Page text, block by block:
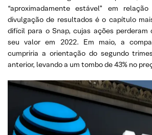
“aproximadamente estável” em
divulgação de resultados é o capítulo
difícil para o Snap, cujas ações perderam
seu valor em 2022. Em maio, a
cumpriria a orientação do segundo
anterior, levando a um tombo de 43% no